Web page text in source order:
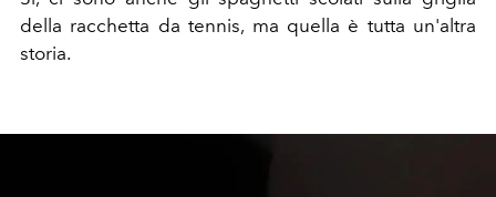
della racchetta da tennis, ma quella è tutta un'altra
storia.